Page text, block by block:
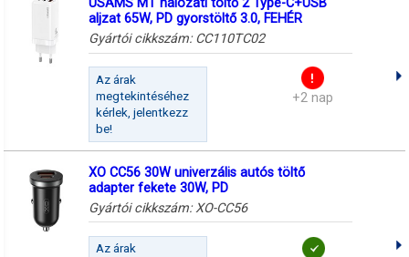
USAMS MT hálózati töltő 2 Type-C+USB
aljzat 65W, PD gyorstöltő 3.0, FEHÉR
Gyártói cikkszám: CC110TC02
Az árak
megtekintéséhez
kérlek, jelentkezz
be!
+2 nap
XO CC56 30W univerzális autós töltő
adapter fekete 30W, PD
Gyártói cikkszám:XO-CC56
Az árak